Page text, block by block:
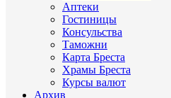
Аптеки
Гостиницы
Консульства
Таможни
Карта Бреста
Храмы Бреста
Курсы валют
Архив